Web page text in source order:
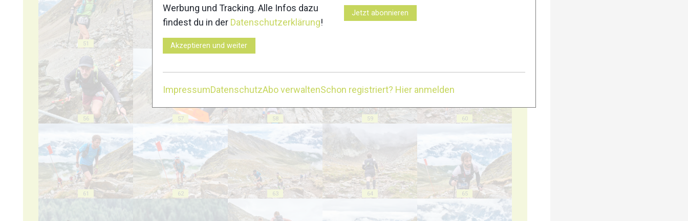
51 52
56 57 58 59 60
61 62 63 64 65
Werbung und Tracking. Alle Infos dazu
findest du in der Datenschutzerklärung!
Akzeptieren und weiter
Jetzt abonnieren
ImpressumDatenschutzAbo verwaltenSchon registriert? Hier anmelden